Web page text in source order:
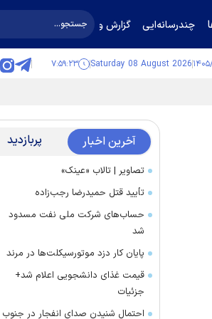
چندرسانه‌ایی گزارش و گفت‌وگو
Saturday 08 August 2026 ۷:۵۹:۲۴
آخرین اخبار پربازدید
تصاویر | تالاب «عینک»
تأیید قتل حمیدرضا رجب‌زاده
حساب‌های شرکت ملی نفت مسدود
شد
پایان کار دزد موتورسیکلت‌ها در مرند
قیمت غذای دانشجویی اعلام شد+
جزئیات
احتمال شنیدن صدای انفجار در جنوب